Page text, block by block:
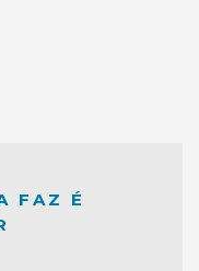
FAZ É